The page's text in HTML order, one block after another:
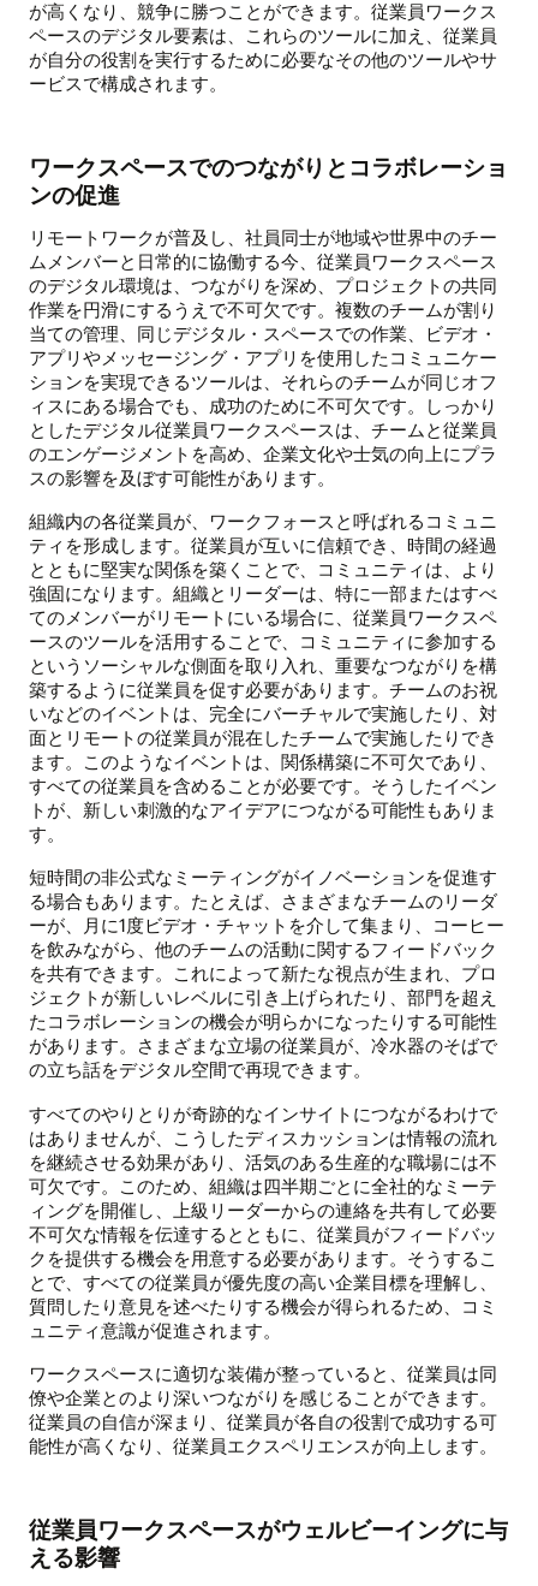
が高くなり、競争に勝つことができます。従業員ワークス
ペースのデジタル要素は、これらのツールに加え、従業員
が自分の役割を実行するために必要なその他のツールやサ
ービスで構成されます。
ワークスペースでのつながりとコラボレーショ
ンの促進
リモートワークが普及し、社員同士が地域や世界中のチー
ムメンバーと日常的に協働する今、従業員ワークスペース
のデジタル環境は、つながりを深め、プロジェクトの共同
作業を円滑にするうえで不可欠です。複数のチームが割り
当ての管理、同じデジタル・スペースでの作業、ビデオ・
アプリやメッセージング・アプリを使用したコミュニケー
ションを実現できるツールは、それらのチームが同じオフ
ィスにある場合でも、成功のために不可欠です。しっかり
としたデジタル従業員ワークスペースは、チームと従業員
のエンゲージメントを高め、企業文化や士気の向上にプラ
スの影響を及ぼす可能性があります。
組織内の各従業員が、ワークフォースと呼ばれるコミュニ
ティを形成します。従業員が互いに信頼でき、時間の経過
とともに堅実な関係を築くことで、コミュニティは、より
強固になります。組織とリーダーは、特に一部またはすべ
てのメンバーがリモートにいる場合に、従業員ワークスペ
ースのツールを活用することで、コミュニティに参加する
というソーシャルな側面を取り入れ、重要なつながりを構
築するように従業員を促す必要があります。チームのお祝
いなどのイベントは、完全にバーチャルで実施したり、対
面とリモートの従業員が混在したチームで実施したりでき
ます。このようなイベントは、関係構築に不可欠であり、
すべての従業員を含めることが必要です。そうしたイベン
トが、新しい刺激的なアイデアにつながる可能性もありま
す。
短時間の非公式なミーティングがイノベーションを促進す
る場合もあります。たとえば、さまざまなチームのリーダ
ーが、月に1度ビデオ・チャットを介して集まり、コーヒー
を飲みながら、他のチームの活動に関するフィードバック
を共有できます。これによって新たな視点が生まれ、プロ
ジェクトが新しいレベルに引き上げられたり、部門を超え
たコラボレーションの機会が明らかになったりする可能性
があります。さまざまな立場の従業員が、冷水器のそばで
の立ち話をデジタル空間で再現できます。
すべてのやりとりが奇跡的なインサイトにつながるわけで
はありませんが、こうしたディスカッションは情報の流れ
を継続させる効果があり、活気のある生産的な職場には不
可欠です。このため、組織は四半期ごとに全社的なミーテ
ィングを開催し、上級リーダーからの連絡を共有して必要
不可欠な情報を伝達するとともに、従業員がフィードバッ
クを提供する機会を用意する必要があります。そうするこ
とで、すべての従業員が優先度の高い企業目標を理解し、
質問したり意見を述べたりする機会が得られるため、コミ
ュニティ意識が促進されます。
ワークスペースに適切な装備が整っていると、従業員は同
僚や企業とのより深いつながりを感じることができます。
従業員の自信が深まり、従業員が各自の役割で成功する可
能性が高くなり、従業員エクスペリエンスが向上します。
従業員ワークスペースがウェルビーイングに与
える影響